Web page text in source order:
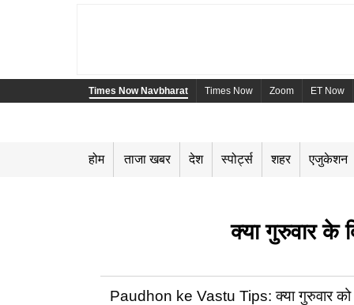
Times Now Navbharat Times Now Zoom ET Now
होम ताजा खबर देश स्पोर्ट्स शहर एजुकेशन
क्या गुरुवार के
Paudhon ke Vastu Tips: क्या गुरुवार को